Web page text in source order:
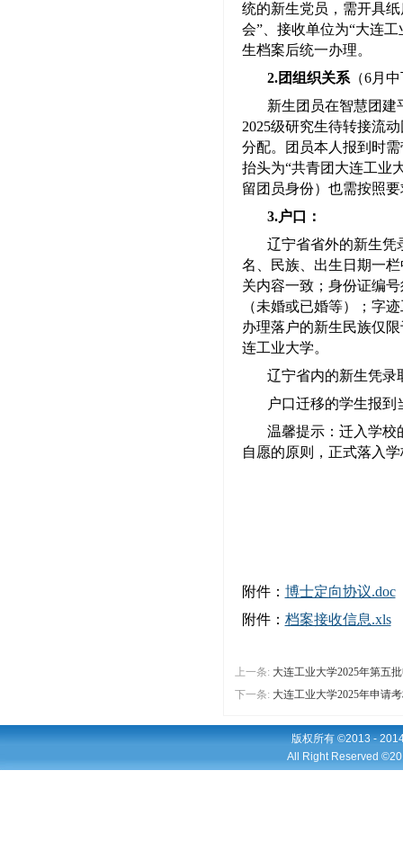
统的新生党员，需开具
会”、接收单位为“大连
生档案后统一办理。
2.团组织关系（6月
新生团员在智慧团建
2025级研究生待转接流
分配。团员本人报到时
抬头为“共青团大连工业
留团员身份）也需按照
3.户口：
辽宁省省外的新生凭
名、民族、出生日期一
关内容一致；身份证编
（未婚或已婚等）；字
办理落户的新生民族仅
连工业大学。
辽宁省内的新生凭录
户口迁移的学生报
温馨提示：迁入学校
自愿的原则，正式落入
附件： 博士定向协议.doc
附件： 档案接收信息.xls
上一条: 大连工业大学2025年第五
下一条: 大连工业大学2025年申请
版权所有 ©2013 -
All Right Reserved